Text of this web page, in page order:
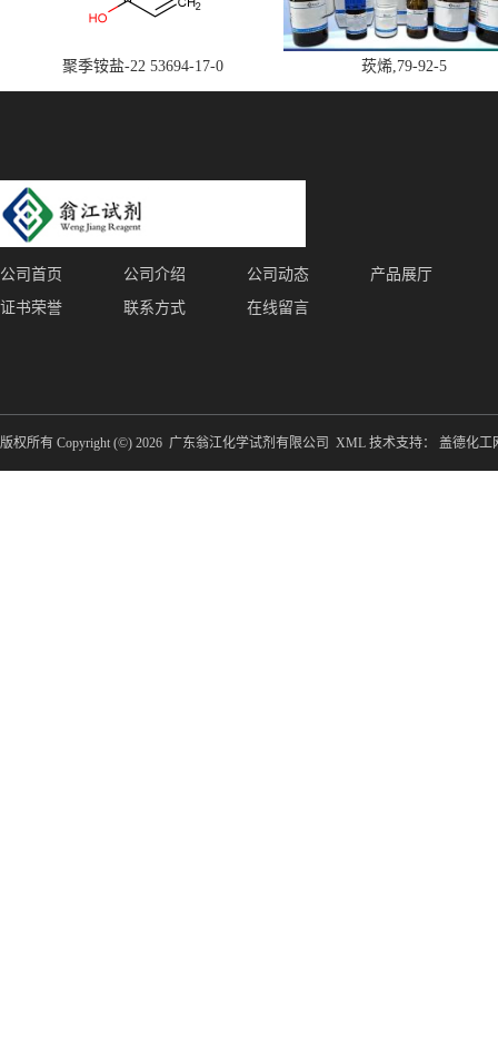
聚季铵盐-22 53694-17-0 莰烯,79-92-5
公司首页 公司介绍 公司动态
产品展厅
证书荣誉
联系方式 在线留言
版权所有 Copyright (©) 2026 广东翁江化学试剂有限公司 XML 技术支持： 盖德化工